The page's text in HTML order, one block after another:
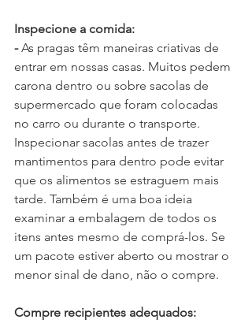
Inspecione a comida:
- As pragas têm maneiras criativas de
entrar em nossas casas. Muitos pedem
carona dentro ou sobre sacolas de
supermercado que foram colocadas
no carro ou durante o transporte.
Inspecionar sacolas antes de trazer
mantimentos para dentro pode evitar
que os alimentos se estraguem mais
tarde. Também é uma boa ideia
examinar a embalagem de todos os
itens antes mesmo de comprá-los. Se
um pacote estiver aberto ou mostrar o
menor sinal de dano, não o compre.
Compre recipientes adequados: